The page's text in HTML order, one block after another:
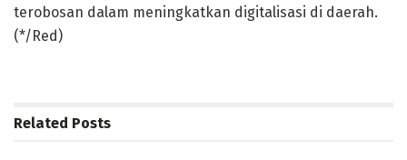
terobosan dalam meningkatkan digitalisasi di daerah.
(*/Red)
Related Posts